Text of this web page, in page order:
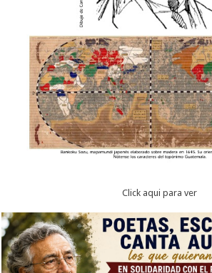
Click aqui para ver